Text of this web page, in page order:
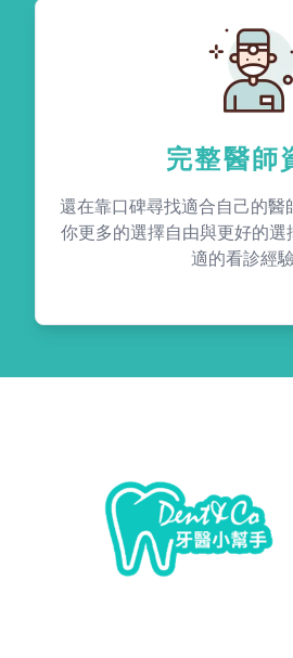
完整醫師
還在靠口碑尋找適合自己的醫
你更多的選擇自由與更好的選
適的看診經驗